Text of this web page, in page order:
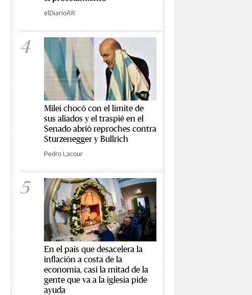
elDiarioAR
4
Milei chocó con el límite de
sus aliados y el traspié en el
Senado abrió reproches contra
Sturzenegger y Bullrich
Pedro Lacour
5
En el país que desacelera la
inflación a costa de la
economía, casi la mitad de la
gente que va a la iglesia pide
ayuda